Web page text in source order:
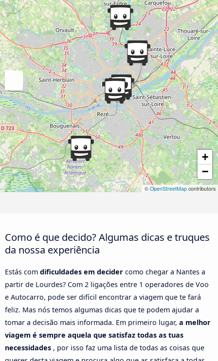
+
−
© OpenStreetMap contributors
Como é que decido? Algumas dicas e truques
da nossa experiência
Estás com dificuldades em decider como chegar a Nantes a
partir de Lourdes? Com 2 ligações entre 1 operadores de Voo
e Autocarro, pode ser difícil encontrar a viagem que te fará
feliz. Mas nós temos algumas dicas que te podem ajudar a
tomar a decisão mais informada. Em primeiro lugar, a melhor
viagem é sempre aquela que satisfaz todas as tuas
necessidades , por isso faz uma lista de todas as coisas que